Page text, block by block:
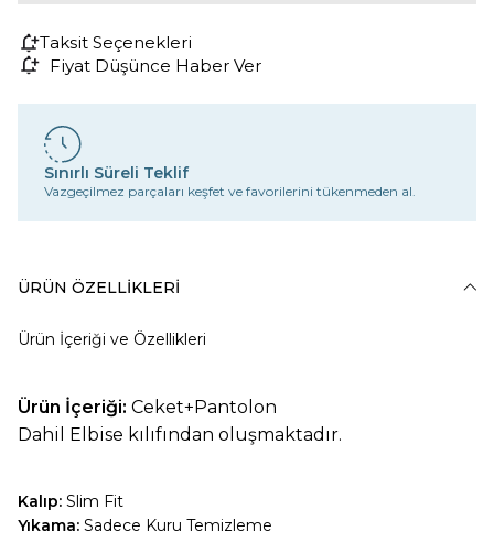
Taksit Seçenekleri
Fiyat Düşünce Haber Ver
Sınırlı Süreli Teklif
Vazgeçilmez parçaları keşfet ve favorilerini tükenmeden al.
ÜRÜN ÖZELLIKLERI
Ürün İçeriği ve Özellikleri
Ürün İçeriği: Ceket+Pantolon
Dahil Elbise kılıfından oluşmaktadır.
Kalıp: Slim Fit
Yıkama: Sadece Kuru Temizleme